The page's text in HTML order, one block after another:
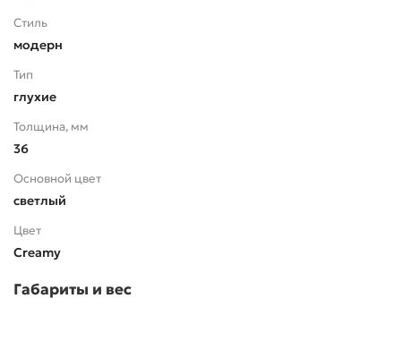
Стиль
модерн
Тип
глухие
Толщина, мм
36
Основной цвет
светлый
Цвет
Creamy
Габариты и вес